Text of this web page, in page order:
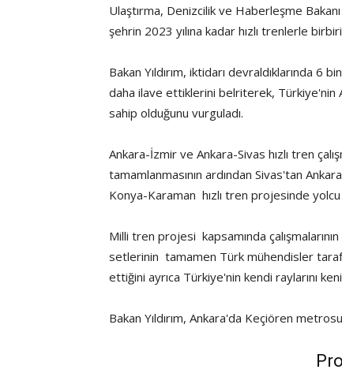
Ulaştırma, Denizcilik ve Haberleşme
şehrin 2023 yılına kadar hızlı trenlerle
Bakan Yıldırım, iktidarı devraldıklarında
daha ilave ettiklerini belriterek, Türkiye'nin
sahip olduğunu vurguladı.
Ankara-İzmir ve Ankara-Sivas hızlı tren
tamamlanmasının ardından Sivas'tan
Konya-Karaman hızlı tren projesinde yolcu
Milli tren projesi kapsamında
setlerinin tamamen Türk mühendisler
ettiğini ayrıca Türkiye'nin kendi raylarını
Bakan Yıldırım, Ankara'da Keçiören